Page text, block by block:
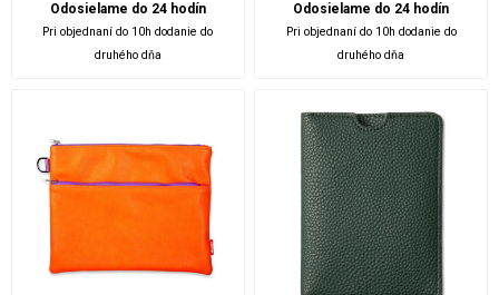
Odosielame do 24 hodín
Pri objednaní do 10h dodanie do
druhého dňa
Odosielame do 24 hodín
Pri objednaní do 10h dodanie do
druhého dňa